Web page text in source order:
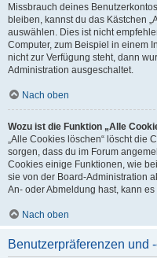
Missbrauch deines
bleiben, kannst du das Kästchen
auswählen. Dies ist nicht
Computer, zum Beispiel in einem
nicht zur Verfügung steht, dann
Administration ausgeschaltet.
Nach oben
Wozu ist die Funktion „Alle
„Alle Cookies löschen“ löscht die
sorgen, dass du im Forum
Cookies einige Funktionen, wie
sie von der Board-Administration
An- oder Abmeldung hast, kann
Nach oben
Benutzerpräferenzen und